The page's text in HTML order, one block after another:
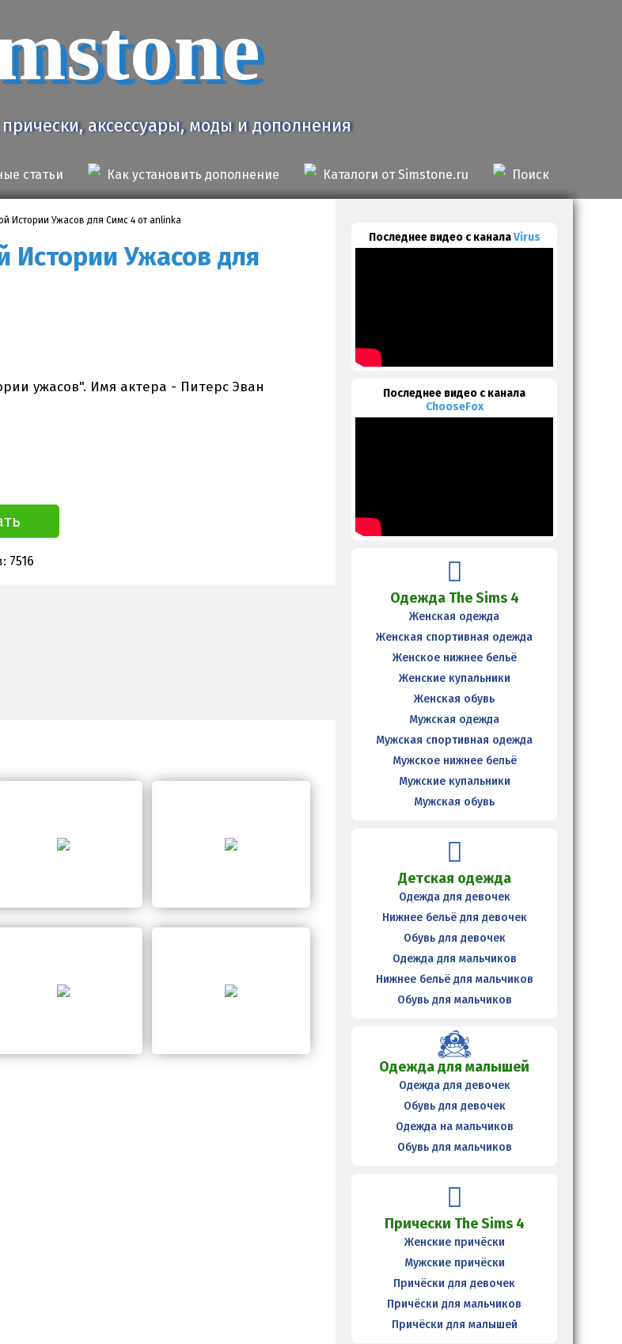
аксессуары, моды и дополнения
статьи Как установить дополнение Каталоги от Simstone.ru Поиск
Истории Ужасов для Симс 4 от anlinka
Истории Ужасов для
ужасов". Имя актера - Питерс Эван
7516
Последнее видео с каналаVirus
Последнее видео с канала
ChooseFox
Одежда The Sims 4
Женская одежда
Женская спортивная одежда
Женское нижнее бельё
Женские купальники
Женская обувь
Мужская одежда
Мужская спортивная одежда
Мужское нижнее бельё
Мужские купальники
Мужская обувь
Детская одежда
Одежда для девочек
Нижнее бельё для девочек
Обувь для девочек
Одежда для мальчиков
Нижнее бельё для мальчиков
Обувь для мальчиков
Одежда для малышей
Одежда для девочек
Обувь для девочек
Одежда на мальчиков
Обувь для мальчиков
Прически The Sims 4
Женские причёски
Мужские причёски
Причёски для девочек
Причёски для мальчиков
Причёски для малышей